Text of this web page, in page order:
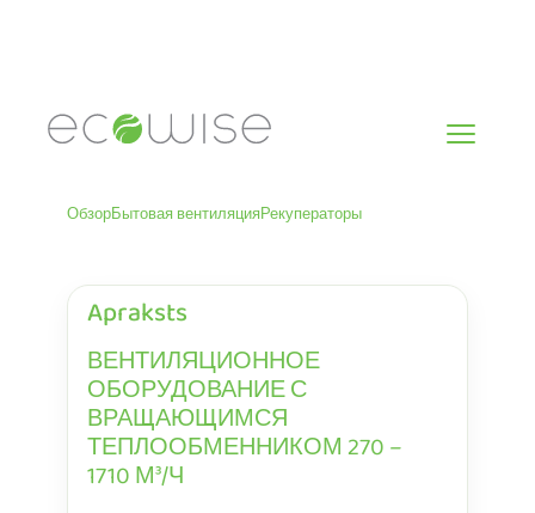
content
ОбзорБытовая вентиляцияРекуператоры
Apraksts
ВЕНТИЛЯЦИОННОЕ
ОБОРУДОВАНИЕ С
ВРАЩАЮЩИМСЯ
ТЕПЛООБМЕННИКОМ 270 –
1710 М³/Ч